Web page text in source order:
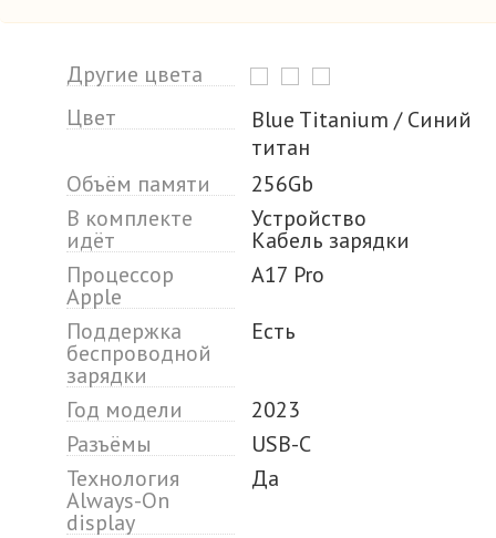
Другие цвета
Цвет
Blue Titanium / Синий
титан
Объём памяти
256Gb
В комплекте
идёт
Устройство
Кабель зарядки
Процессор
Apple
A17 Pro
Поддержка
беспроводной
зарядки
Есть
Год модели
2023
Разъёмы
USB-C
Технология
Always-On
display
Да